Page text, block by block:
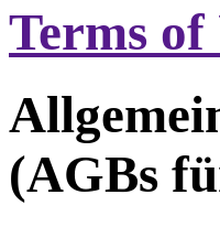
Terms of
(AGBs